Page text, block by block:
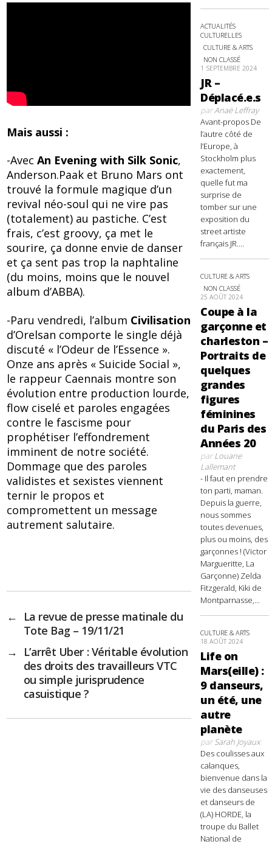
Mais aussi :
-AvecAn Evening with Silk Sonic,
Anderson.Paak et Bruno Mars ont
trouvé la formule magique d’un
revival néo-soul qui ne vire pas
(totalement) au pastiche. C’est
frais, c’est groovy, ça met le
sourire, ça donne envie de danser
et ça sent pas trop la naphtaline
(du moins, moins que le nouvel
album d’ABBA).
-Paru vendredi, l’album Civilisation
d’Orelsan comporte le single déjà
discuté « l’Odeur de l’Essence ».
Onze ans après « Suicide Social »,
le rappeur Caennais montre son
évolution entre production lourde,
flow ciselé et paroles engagées
contre le fascisme pour
prophétiser l’effondrement
imminent de notre société.
Dommage que des paroles
validistes et sexistes viennent
ternir le propos et
compromettent un message
autrement salutaire.
←
La revue de presse matinale du
Tote Bag – 19/11/21
→
L’arrêt Uber : Véritable évolution
des droits des travailleurs VTC
ou simple jurisprudence
casuistique ?
ACTUALITÉS
CULTURELLES
CULTURE & ARTS
NON CLASSÉ
1 SEPTEMBRE 2024
JR –
Déplacé.e.s
parAnaë Leffray
Avant-propos De
l’autre côté de
l’Europe, à
Stockholm plus
exactement,
quelle fut ma
surprise de
tomber sur une
exposition du
street artiste
français JR....
CULTURE & ARTS
NON CLASSÉ
25 AOÛT 2024
Coupe à la
garçonne et
charleston –
Portraits de
quelques
grandes
figures
féminines
du Paris des
Années 20
parLouane
Lallemant
- Il faut en prendre
ton parti, maman.
Depuis la guerre,
nous sommes
toutes devenues,
plus ou moins, des
garçonnes ! (Victor
Margueritte, La
Garçonne) Zelda
Fitzgerald, Kiki de
Montparnasse,...
CULTURE & ARTS
18 AOÛT 2024
Life on
Mars(eille) :
9 danseurs,
un été, une
autre
planète
parSarah Joyaux
Des coulisses aux
calanques,
bienvenue dans la
vie des danseuses
et danseurs de
(LA) HORDE, la
troupe du Ballet
National de